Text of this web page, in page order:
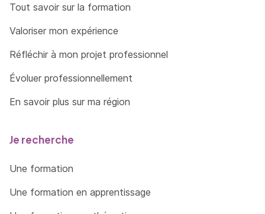
Tout savoir sur la formation
Valoriser mon expérience
Réfléchir à mon projet professionnel
Évoluer professionnellement
En savoir plus sur ma région
Je recherche
Une formation
Une formation en apprentissage